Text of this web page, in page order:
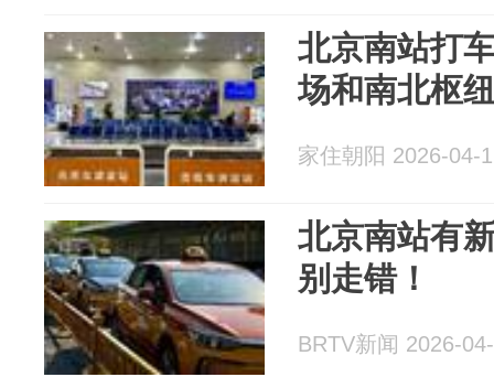
北京南站打
场和南北枢
家住朝阳 2026-04-
北京南站有
别走错！
BRTV新闻 2026-